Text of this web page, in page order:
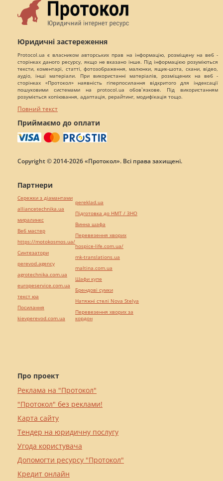
Юридичні застереження
Protocol.ua є власником авторських прав на інформацію, розміщену на веб -
сторінках даного ресурсу, якщо не вказано інше. Під інформацією розуміються
тексти, коментарі, статті, фотозображення, малюнки, ящик-шота, скани, відео,
аудіо, інші матеріали. При використанні матеріалів, розміщених на веб -
сторінках «Протокол» наявність гіперпосилання відкритого для індексації
пошуковими системами на protocol.ua обов`язкове. Під використанням
розуміється копіювання, адаптація, рерайтинг, модифікація тощо.
Повний текст
Приймаємо до оплати
Copyright © 2014-2026 «Протокол». Всі права захищені.
Про проект
Реклама на "Протокол"
"Протокол" без реклами!
Карта сайту
Тендер на юридичну послугу
Угода користувача
Допомогти ресурсу "Протокол"
Кредит онлайн
Партнери
Сережки з діамантами
alliancetechnika.ua
миралинкс
Веб мастер
https://motokosmos.ua/
Синтезатори
perevod.agency
agrotechnika.com.ua
europeservice.com.ua
текст юа
Посилання
kievperevod.com.ua
pereklad.ua
Підготовка до НМТ / ЗНО
Винна шафа
Перевезення хворих
hospice-life.com.ua/
mk-translations.ua
maltina.com.ua
Шафи купе
Брендові сумки
Натяжні стелі Nova Stelya
Перевезення хворих за
кордон